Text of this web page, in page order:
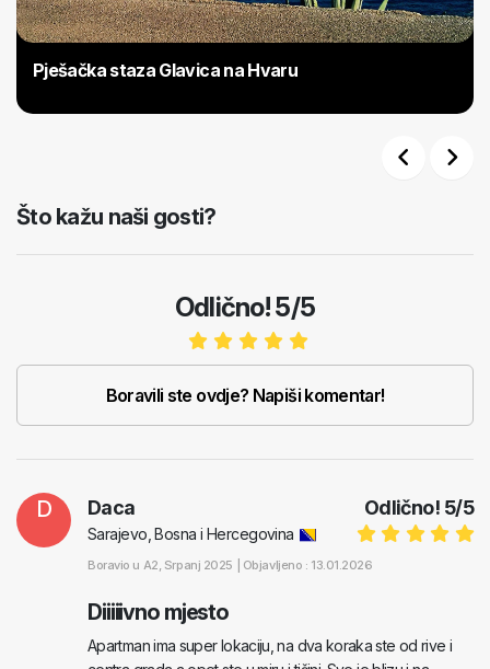
Pješačka staza Glavica na Hvaru
Što kažu naši gosti?
Odlično! 5/5
Boravili ste ovdje? Napiši komentar!
D Odlično! 5/5
Daca
Sarajevo, Bosna i Hercegovina
Boravio u A2, Srpanj 2025 | Objavljeno : 13.01.2026
Diiiiivno mjesto
Apartman ima super lokaciju, na dva koraka ste od rive i